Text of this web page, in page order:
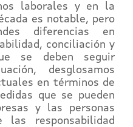
laborales y en la
es notable, pero
diferencias en
conciliación y
se deben seguir
desglosamos
en términos de
que se pueden
y las personas
las responsabilidad